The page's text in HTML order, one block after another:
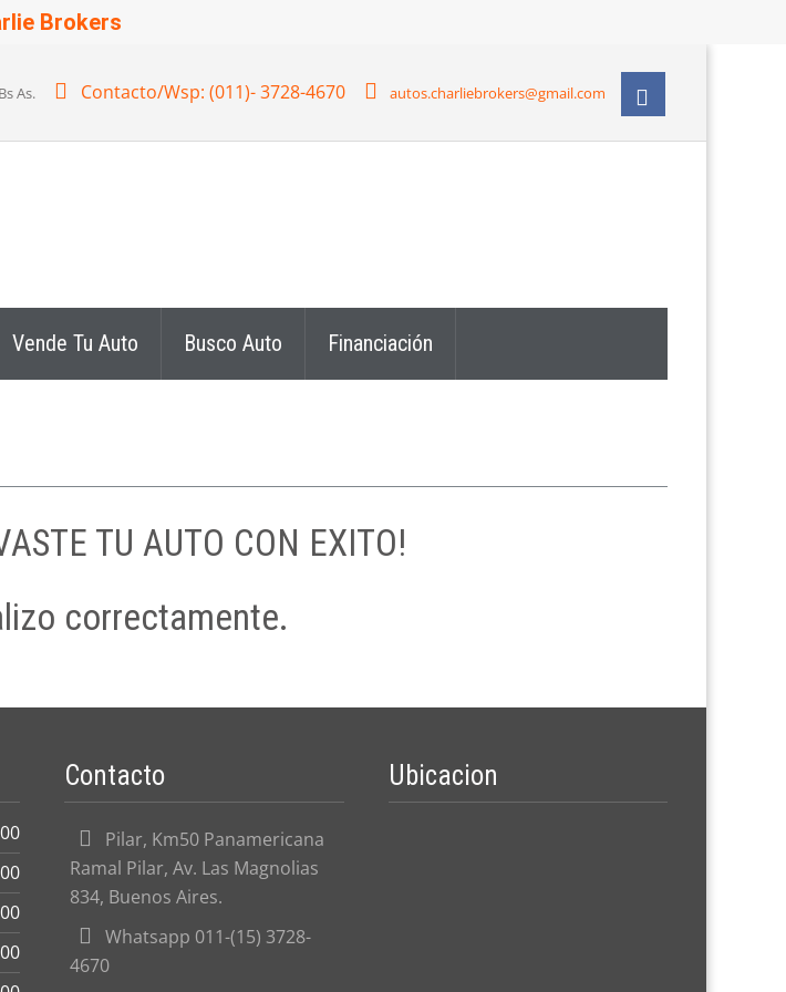
As. Contacto/Wsp: (011)- 3728-4670 autos.charliebrokers@gmail.com
Vende Tu Auto Busco Auto Financiación
TU AUTO CON EXITO!
correctamente.
Contacto
Pilar, Km50 Panamericana
Ramal Pilar, Av. Las Magnolias
834, Buenos Aires.
Whatsapp 011-(15) 3728-
4670
Ubicacion
Brokers